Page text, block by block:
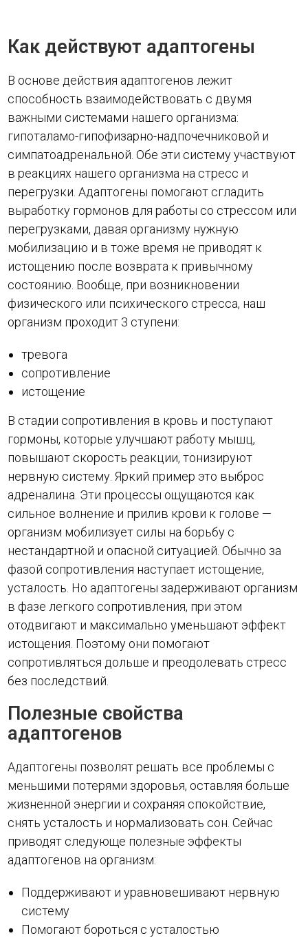
Как действуют адаптогены
В основе действия адаптогенов лежит
способность взаимодействовать с двумя
важными системами нашего организма:
гипоталамо-гипофизарно-надпочечниковой и
симпатоадренальной. Обе эти систему участвуют
в реакциях нашего организма на стресс и
перегрузки. Адаптогены помогают сгладить
выработку гормонов для работы со стрессом или
перегрузками, давая организму нужную
мобилизацию и в тоже время не приводят к
истощению после возврата к привычному
состоянию. Вообще, при возникновении
физического или психического стресса, наш
организм проходит 3 ступени:
тревога
сопротивление
истощение
В стадии сопротивления в кровь и поступают
гормоны, которые улучшают работу мышц,
повышают скорость реакции, тонизируют
нервную систему. Яркий пример это выброс
адреналина. Эти процессы ощущаются как
сильное волнение и прилив крови к голове —
организм мобилизует силы на борьбу с
нестандартной и опасной ситуацией. Обычно за
фазой сопротивления наступает истощение,
усталость. Но адаптогены задерживают организм
в фазе легкого сопротивления, при этом
отодвигают и максимально уменьшают эффект
истощения. Поэтому они помогают
сопротивляться дольше и преодолевать стресс
без последствий.
Полезные свойства
адаптогенов
Адаптогены позволят решать все проблемы с
меньшими потерями здоровья, оставляя больше
жизненной энергии и сохраняя спокойствие,
снять усталость и нормализовать сон. Сейчас
приводят следующе полезные эффекты
адаптогенов на организм:
Поддерживают и уравновешивают нервную
систему
Помогают бороться с усталостью